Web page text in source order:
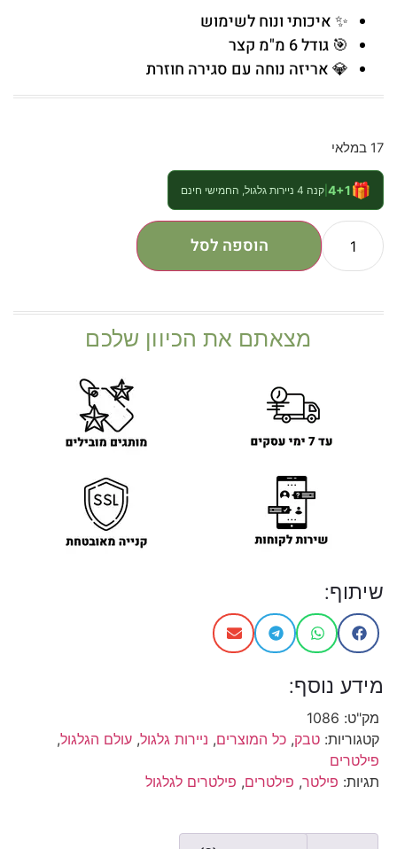
✨ איכותי ונוח לשימוש
🎯 גודל 6 מ"מ קצר
💎 אריזה נוחה עם סגירה חוזרת
17 במלאי
🎁
4+1 קנה 4 ניירות גלגול, החמישי חינם
הוספה לסל
מצאתם את הכיוון שלכם
שיתוף:
מידע נוסף:
מק"ט: 1086
קטגוריות: טבק, כל המוצרים, ניירות גלגול, עולם הגלגול,
פילטרים
תגיות: פילטר, פילטרים, פילטרים לגלגול